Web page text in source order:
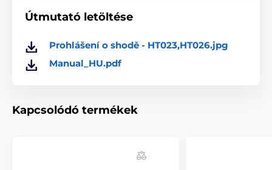
A termék a következő kategóriákba sorolt
Útmutató letöltése
Prohlášení o shodě - HT023,HT026.jpg
Manual_HU.pdf
Kapcsolódó termékek